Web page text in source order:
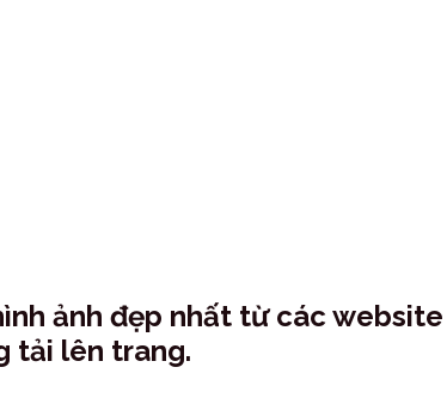
ảnh đẹp nhất từ các website
tải lên trang.